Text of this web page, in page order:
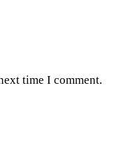
time I comment.